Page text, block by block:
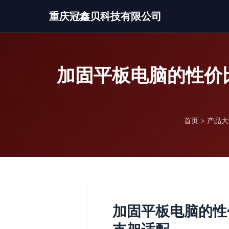
重庆冠鑫贝科技有限公司
加固平板电脑的性
首页 > 产品
加固平板电脑的